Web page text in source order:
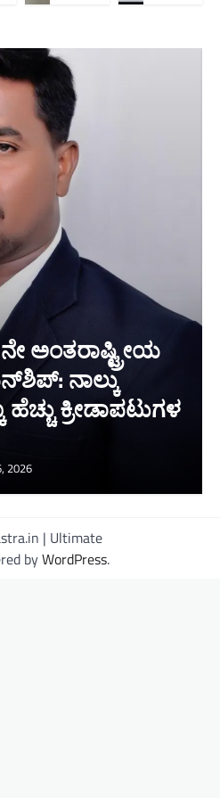
ಅಂತರಾಷ್ಟ್ರೀಯ
ನಾಲ್ಕು
ಹೆಚ್ಚು ಕ್ರೀಡಾಪಟುಗಳ
2026
| Ultimate
byWordPress.